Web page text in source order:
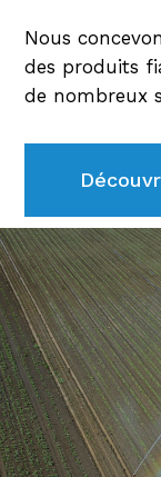
Nous
des produits
de nombreux